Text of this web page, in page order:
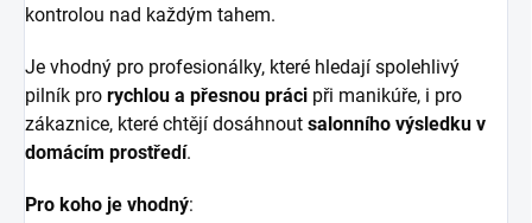
kontrolou nad každým tahem.
Je vhodný pro profesionálky, které hledají spolehlivý
pilník pro rychlou a přesnou práci při manikúře, i pro
zákaznice, které chtějí dosáhnout salonního výsledku v
domácím prostředí.
Pro koho je vhodný: